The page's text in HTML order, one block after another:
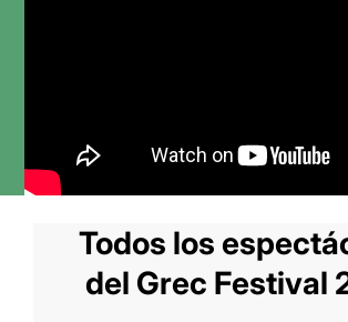
Todos los
del Grec Festival